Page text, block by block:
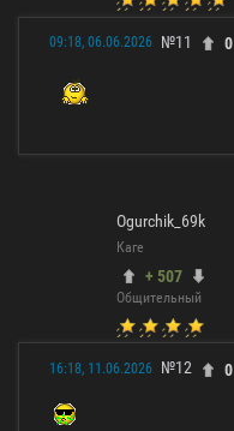
09:18, 06.06.2026 №11 0
Ogurchik_69k
Каге
+ 507
Общительный
16:18, 11.06.2026 №12 0